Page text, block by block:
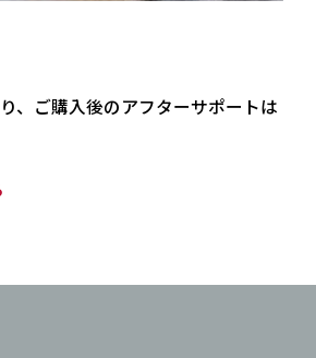
、ご購入後のアフターサポートは